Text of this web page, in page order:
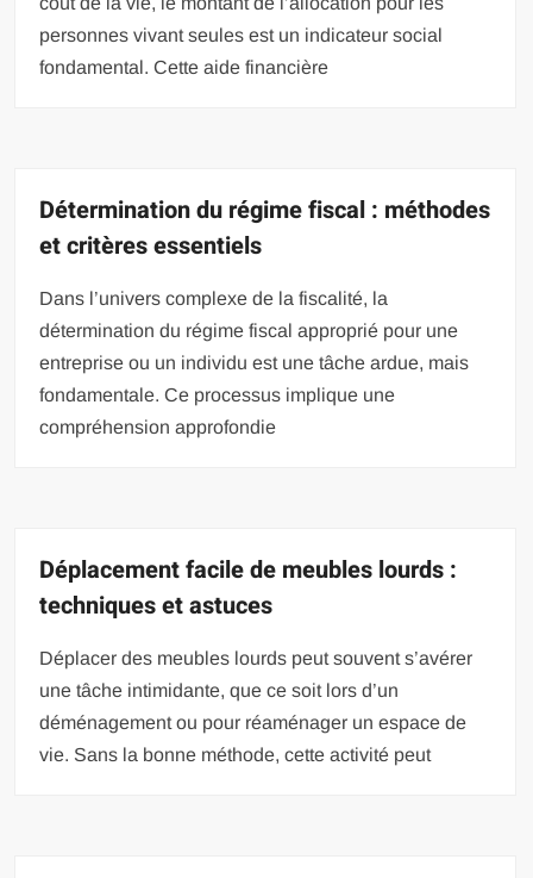
personnes vivant seules est un indicateur social
fondamental. Cette aide financière
Détermination du régime fiscal : méthodes
et critères essentiels
Dans l’univers complexe de la fiscalité, la
détermination du régime fiscal approprié pour une
entreprise ou un individu est une tâche ardue, mais
fondamentale. Ce processus implique une
compréhension approfondie
Déplacement facile de meubles lourds :
techniques et astuces
Déplacer des meubles lourds peut souvent s’avérer
une tâche intimidante, que ce soit lors d’un
déménagement ou pour réaménager un espace de
vie. Sans la bonne méthode, cette activité peut